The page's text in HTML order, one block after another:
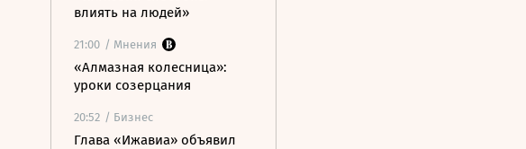
влиять на людей»
21:00 / Мнения
«Алмазная колесница»:
уроки созерцания
20:52 / Бизнес
Глава «Ижавиа» объявил